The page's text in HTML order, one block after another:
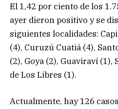
El 1,42 por ciento de los
ayer dieron positivo y se
siguientes localidades:
(4), Curuzú Cuatiá (4),
(2), Goya (2), Guaviraví (1),
de Los Libres (1).
Actualmente, hay 126